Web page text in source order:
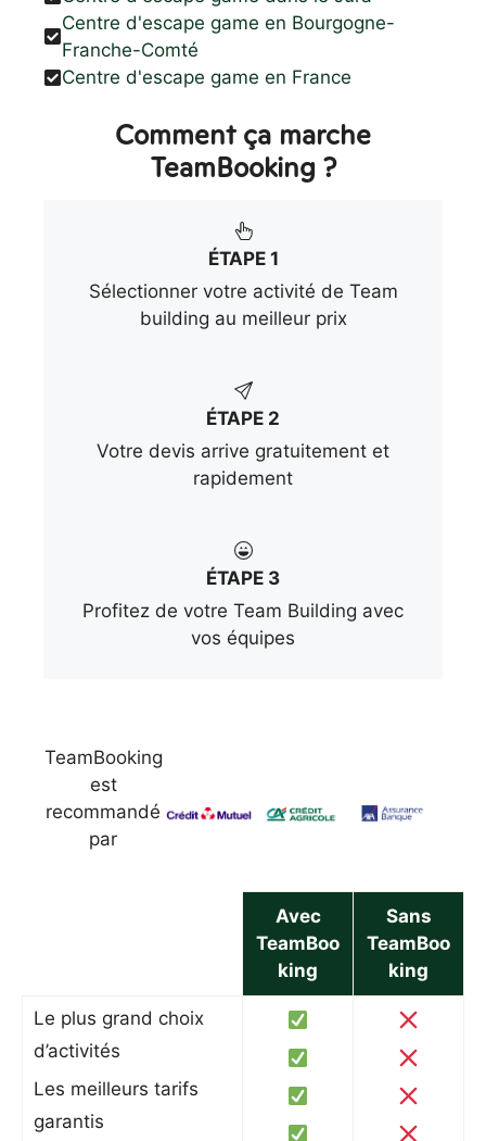
Centre d'escape game en Bourgogne-
Franche-Comté
Centre d'escape game en France
Comment ça marche
TeamBooking ?
ÉTAPE 1
Sélectionner votre activité de Team
building au meilleur prix
ÉTAPE 2
Votre devis arrive gratuitement et
rapidement
ÉTAPE 3
Profitez de votre Team Building avec
vos équipes
TeamBooking
est
recommandé
par
Avec
TeamBoo
king
Sans
TeamBoo
king
Le plus grand choix
d’activités
Les meilleurs tarifs
garantis